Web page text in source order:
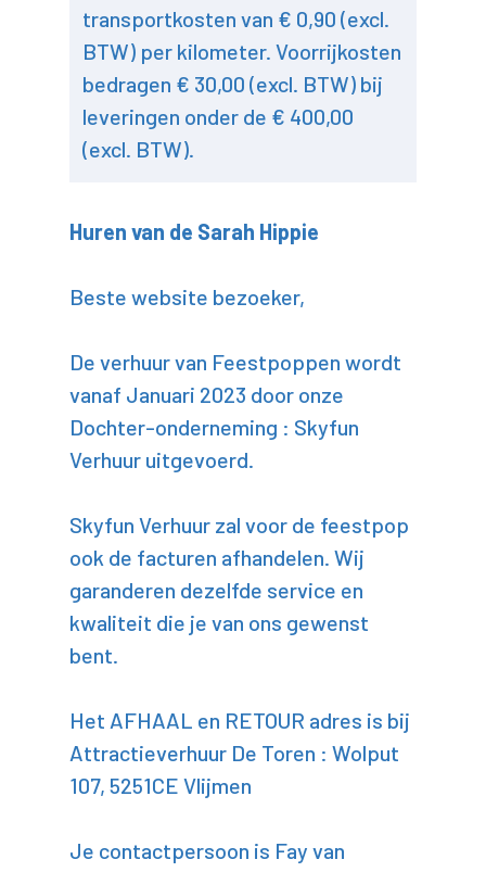
transportkosten van € 0,90 (excl.
BTW) per kilometer. Voorrijkosten
bedragen € 30,00 (excl. BTW) bij
leveringen onder de € 400,00
(excl. BTW).
Huren van de Sarah Hippie
Beste website bezoeker,
De verhuur van Feestpoppen wordt
vanaf Januari 2023 door onze
Dochter-onderneming : Skyfun
Verhuur uitgevoerd.
Skyfun Verhuur zal voor de feestpop
ook de facturen afhandelen. Wij
garanderen dezelfde service en
kwaliteit die je van ons gewenst
bent.
Het AFHAAL en RETOUR adres is bij
Attractieverhuur De Toren : Wolput
107, 5251CE Vlijmen
Je contactpersoon is Fay van